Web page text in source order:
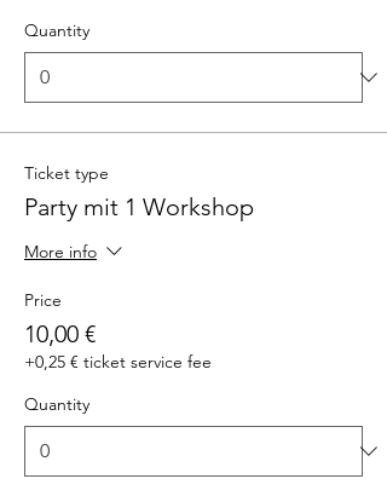
Quantity
Ticket type
Party mit 1 Workshop
More info
Price
10,00 €
+0,25 € ticket service fee
Quantity